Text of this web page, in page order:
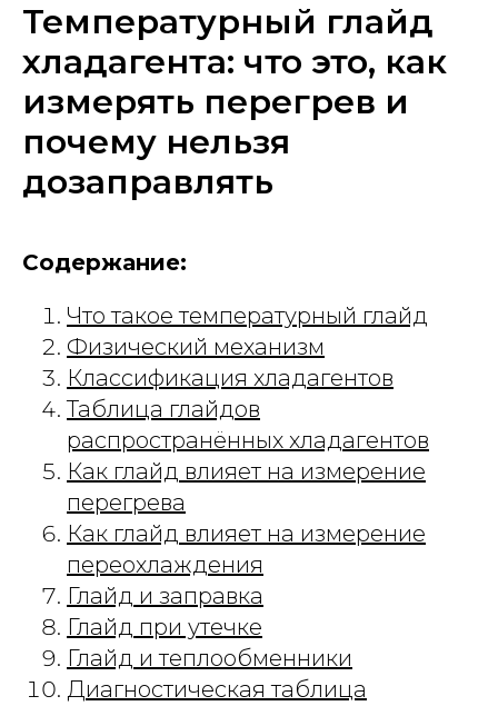
Температурный глайд
хладагента: что это, как
измерять перегрев и
почему нельзя
дозаправлять
Содержание:
Что такое температурный глайд
Физический механизм
Классификация хладагентов
Таблица глайдов
распространённых хладагентов
Как глайд влияет на измерение
перегрева
Как глайд влияет на измерение
переохлаждения
Глайд и заправка
Глайд при утечке
Глайд и теплообменники
Диагностическая таблица